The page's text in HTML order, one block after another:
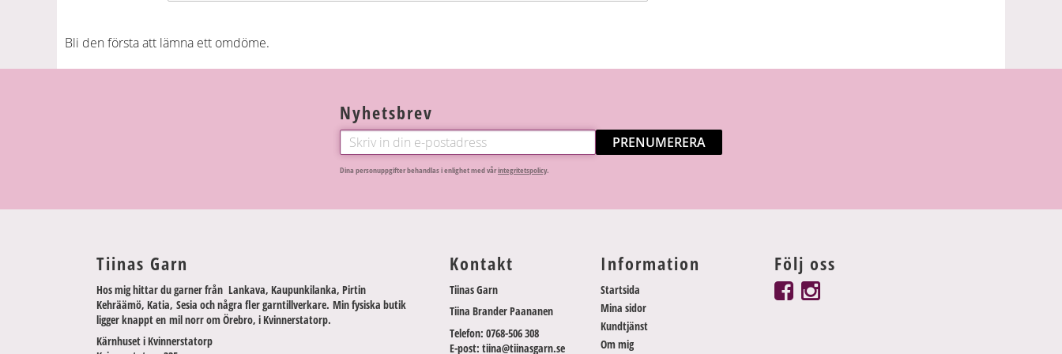
Bli den första att lämna ett omdöme.
Nyhetsbrev
PRENUMERERA
Dina personuppgifter behandlas i enlighet med vårintegritetspolicy.
Tiinas Garn
Hos mig hittar du garner från Lankava, Kaupunkilanka, Pirtin
Kehräämö, Katia, Sesia och några fler garntillverkare. Min fysiska butik
ligger knappt en mil norr om Örebro, i Kvinnerstatorp.
Kärnhuset i Kvinnerstatorp
Kontakt
Tiinas Garn
Tiina Brander Paananen
Telefon: 0768-506 308
E-post: tiina@tiinasgarn.se
Information
Startsida
Mina sidor
Kundtjänst
Om mig
Följ oss